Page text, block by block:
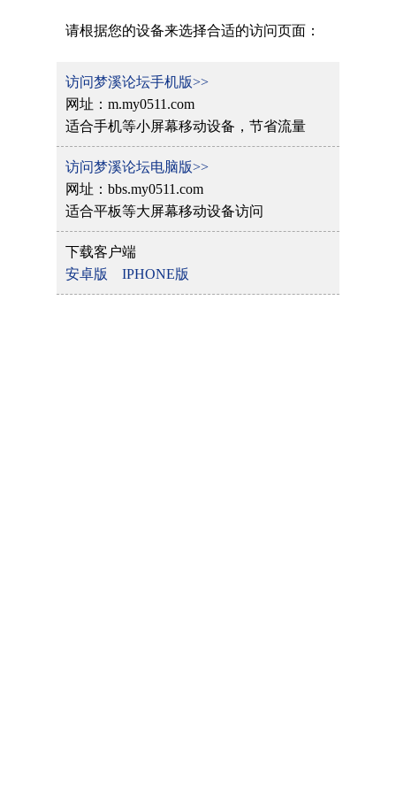
请根据您的设备来选择合适的访问页面：
访问梦溪论坛手机版>>
网址：m.my0511.com
适合手机等小屏幕移动设备，节省流量
访问梦溪论坛电脑版>>
网址：bbs.my0511.com
适合平板等大屏幕移动设备访问
下载客户端
安卓版
IPHONE版